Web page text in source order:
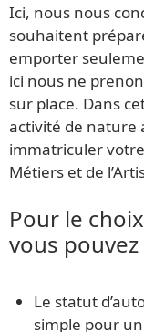
Ici, nous nous
souhaitent
emporter
ici nous ne
sur place. Dans
activité de nature
immatriculer
Métiers et de
Pour le
vous
Le statut
simple pour